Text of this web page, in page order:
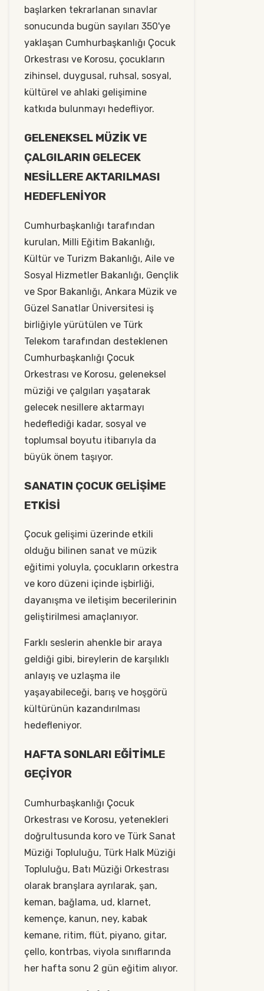
başlarken tekrarlanan sınavlar
sonucunda bugün sayıları 350'ye
yaklaşan Cumhurbaşkanlığı Çocuk
Orkestrası ve Korosu, çocukların
zihinsel, duygusal, ruhsal, sosyal,
kültürel ve ahlaki gelişimine
katkıda bulunmayı hedefliyor.
GELENEKSEL MÜZİK VE
ÇALGILARIN GELECEK
NESİLLERE AKTARILMASI
HEDEFLENİYOR
Cumhurbaşkanlığı tarafından
kurulan, Milli Eğitim Bakanlığı,
Kültür ve Turizm Bakanlığı, Aile ve
Sosyal Hizmetler Bakanlığı, Gençlik
ve Spor Bakanlığı, Ankara Müzik ve
Güzel Sanatlar Üniversitesi iş
birliğiyle yürütülen ve Türk
Telekom tarafından desteklenen
Cumhurbaşkanlığı Çocuk
Orkestrası ve Korosu, geleneksel
müziği ve çalgıları yaşatarak
gelecek nesillere aktarmayı
hedeflediği kadar, sosyal ve
toplumsal boyutu itibarıyla da
büyük önem taşıyor.
SANATIN ÇOCUK GELİŞİME
ETKİSİ
Çocuk gelişimi üzerinde etkili
olduğu bilinen sanat ve müzik
eğitimi yoluyla, çocukların orkestra
ve koro düzeni içinde işbirliği,
dayanışma ve iletişim becerilerinin
geliştirilmesi amaçlanıyor.
Farklı seslerin ahenkle bir araya
geldiği gibi, bireylerin de karşılıklı
anlayış ve uzlaşma ile
yaşayabileceği, barış ve hoşgörü
kültürünün kazandırılması
hedefleniyor.
HAFTA SONLARI EĞİTİMLE
GEÇİYOR
Cumhurbaşkanlığı Çocuk
Orkestrası ve Korosu, yetenekleri
doğrultusunda koro ve Türk Sanat
Müziği Topluluğu, Türk Halk Müziği
Topluluğu, Batı Müziği Orkestrası
olarak branşlara ayrılarak, şan,
keman, bağlama, ud, klarnet,
kemençe, kanun, ney, kabak
kemane, ritim, flüt, piyano, gitar,
çello, kontrbas, viyola sınıflarında
her hafta sonu 2 gün eğitim alıyor.